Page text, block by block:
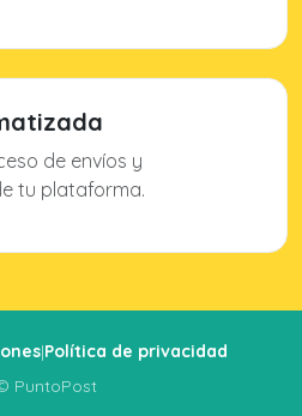
de envíos y
tu plataforma.
|Política de privacidad
PuntoPost